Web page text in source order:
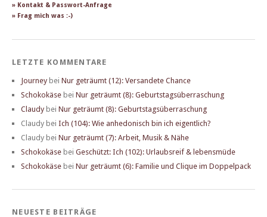
» Kontakt & Passwort-Anfrage
» Frag mich was :-)
LETZTE KOMMENTARE
Journey bei Nur geträumt (12): Versandete Chance
Schokokäse bei Nur geträumt (8): Geburtstagsüberraschung
Claudy bei Nur geträumt (8): Geburtstagsüberraschung
Claudy bei Ich (104): Wie anhedonisch bin ich eigentlich?
Claudy bei Nur geträumt (7): Arbeit, Musik & Nähe
Schokokäse bei Geschützt: Ich (102): Urlaubsreif & lebensmüde
Schokokäse bei Nur geträumt (6): Familie und Clique im Doppelpack
NEUESTE BEITRÄGE